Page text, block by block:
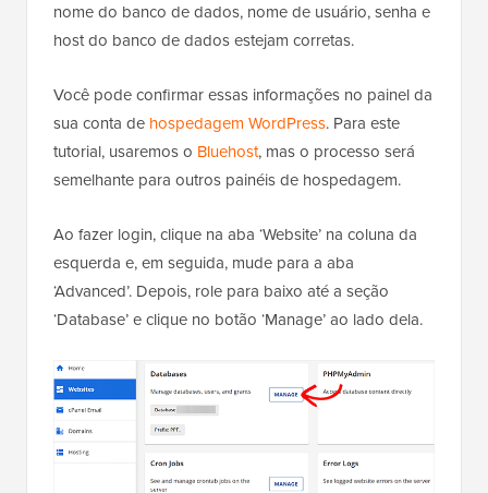
nome do banco de dados, nome de usuário, senha e
host do banco de dados estejam corretas.
Você pode confirmar essas informações no painel da
sua conta de hospedagem WordPress. Para este
tutorial, usaremos o Bluehost, mas o processo será
semelhante para outros painéis de hospedagem.
Ao fazer login, clique na aba ‘Website’ na coluna da
esquerda e, em seguida, mude para a aba
‘Advanced’. Depois, role para baixo até a seção
‘Database’ e clique no botão ‘Manage’ ao lado dela.